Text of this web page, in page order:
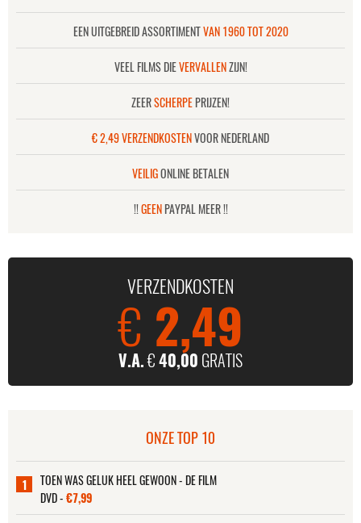
EEN UITGEBREID ASSORTIMENTVAN 1960 TOT 2020
VEEL FILMS DIEVERVALLENZIJN!
ZEERSCHERPEPRIJZEN!
€ 2,49 VERZENDKOSTENVOOR NEDERLAND
VEILIGONLINE BETALEN
!!GEENPAYPAL MEER !!
VERZENDKOSTEN
€ 2,49
V.A.€40,00 GRATIS
ONZE TOP 10
1
TOEN WAS GELUK HEEL GEWOON - DE FILM
DVD -€7,99